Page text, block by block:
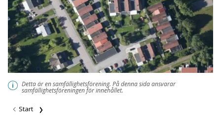
i Detta är en samfällighetsförening. På denna sida ansvarar
samfällighetsföreningen för innehållet.
Start